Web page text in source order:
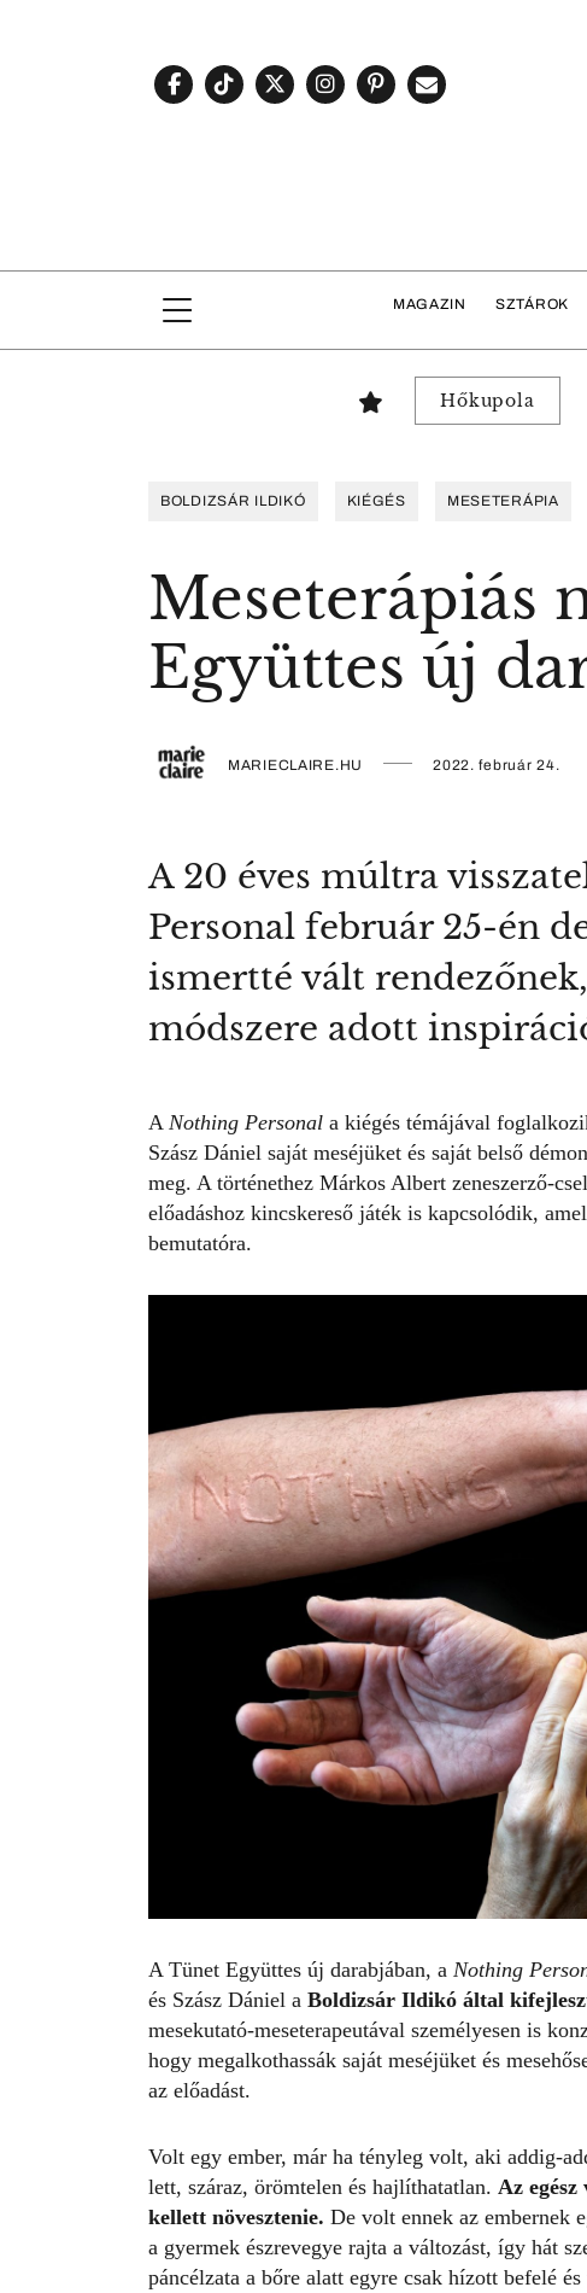
MAGAZIN SZTÁROK
Hőkupola
BOLDIZSÁR ILDIKÓ KIÉGÉS MESETERÁPIA
Meseterápiás
Együttes új
MARIECLAIRE.HU 2022. február 24.
A 20 éves múltra
Personal február 25-én
ismertté vált
módszere adott
A Nothing Personal a kiégés témájával
Szász Dániel saját meséjüket és saját belső
meg. A történethez Márkos Albert zeneszerző-
előadáshoz kincskereső játék is kapcsolódik,
bemutatóra.
A Tünet Együttes új darabjában, a Nothing
és Szász Dániel a Boldizsár Ildikó által
mesekutató-meseterapeutával személyesen is
hogy megalkothassák saját meséjüket és
az előadást.
Volt egy ember, már ha tényleg volt, aki addig-
lett, száraz, örömtelen és hajlíthatatlan. Az
kellett növesztenie. De volt ennek az embernek
a gyermek észrevegye rajta a változást, így hát
páncélzata a bőre alatt egyre csak hízott befelé